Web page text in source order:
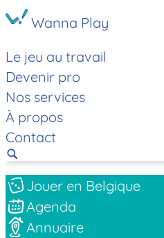
Wanna Play
Le jeu au travail
Devenir pro
Nos services
À propos
Contact
Jouer en Belgique
Agenda
Annuaire